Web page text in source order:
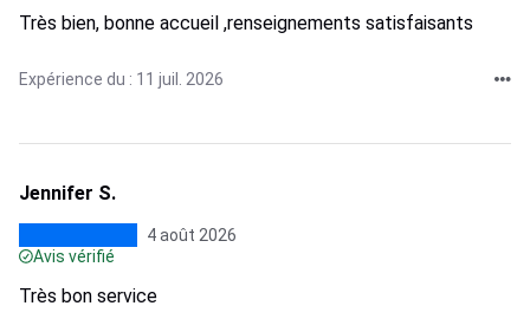
Très bien, bonne accueil ,renseignements satisfaisants
Expérience du : 11 juil. 2026
Jennifer S.
4 août 2026
Avis vérifié
Très bon service